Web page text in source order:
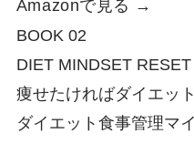
Amazonで見る →
BOOK 02
DIET MINDSET RESET
痩せたければダイエッ
ダイエット 食事管理マ